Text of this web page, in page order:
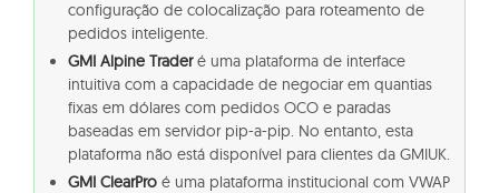
configuração de colocalização para roteamento de
pedidos inteligente.
GMI Alpine Traderé uma plataforma de interface
intuitiva com a capacidade de negociar em quantias
fixas em dólares com pedidos OCO e paradas
baseadas em servidor pip-a-pip. No entanto, esta
plataforma não está disponível para clientes da GMIUK.
GMI ClearPro é uma plataforma institucional com VWAP